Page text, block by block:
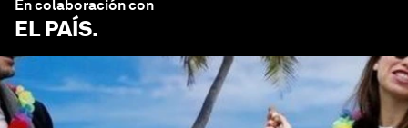
En colaboración con
EL PAÍS.